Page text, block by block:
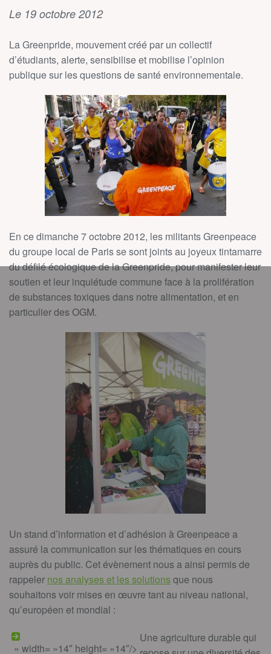
Le 19 octobre 2012
La Greenpride, mouvement créé par un collectif
d’étudiants, alerte, sensibilise et mobilise l’opinion
publique sur les questions de santé environnementale.
En ce dimanche 7 octobre 2012, les militants Greenpeace
du groupe local de Paris se sont joints au joyeux tintamarre
du défilé écologique de la Greenpride, pour manifester leur
soutien et leur inquiétude commune face à la prolifération
de substances toxiques dans notre alimentation, et en
particulier des OGM.
Un stand d’information et d’adhésion à Greenpeace a
assuré la communication sur les thématiques en cours
auprès du public. Cet évènement nous a ainsi permis de
rappeler nos analyses et les solutionsque nous
souhaitons voir mises en œuvre tant au niveau national,
qu’européen et mondial :
» width= »14″ height= »14″/>
Une agriculture durable qui